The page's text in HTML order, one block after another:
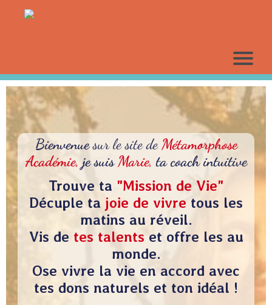
Bienvenuesur le site deMétamorphose
Académie, je suisMarie,ta coach intuitive
Trouve ta "Mission de Vie"
Décuple ta joie de vivre tous les
matins au réveil.
Vis de tes talents et offre les au
monde.
Ose vivre la vie en accord avec
tes dons naturels et ton idéal !